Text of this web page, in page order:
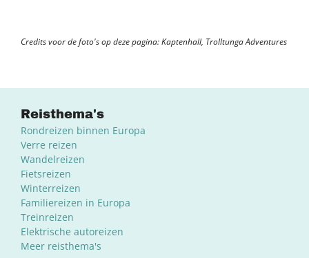
Credits voor de foto's op deze pagina: Kaptenhall, Trolltunga Adventures
Reisthema's
Rondreizen binnen Europa
Verre reizen
Wandelreizen
Fietsreizen
Winterreizen
Familiereizen in Europa
Treinreizen
Elektrische autoreizen
Meer reisthema's